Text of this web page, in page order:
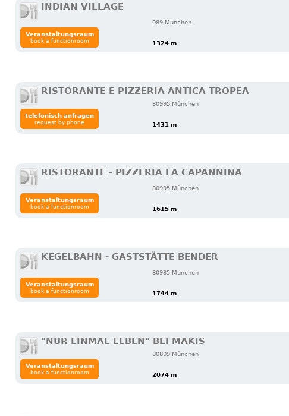
INDIAN VILLAGE
089 München
1324 m
Veranstaltungsraum
book a functionroom
RISTORANTE E PIZZERIA ANTICA TROPEA
80995 München
1431 m
telefonisch anfragen
request by phone
RISTORANTE - PIZZERIA LA CAPANNINA
80995 München
1615 m
Veranstaltungsraum
book a functionroom
KEGELBAHN - GASTSTÄTTE BENDER
80935 München
1744 m
Veranstaltungsraum
book a functionroom
"NUR EINMAL LEBEN" BEI MAKIS
80809 München
2074 m
Veranstaltungsraum
book a functionroom